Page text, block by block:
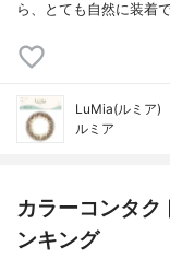
ら、とても自然に装着
LuMia(ルミア)
ルミア
カラーコンタク
ンキング